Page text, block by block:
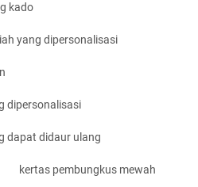
kado
yang dipersonalisasi
dipersonalisasi
dapat didaur ulang
kertas pembungkus mewah